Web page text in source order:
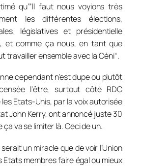
qu’”ll faut nous voyions très
les différentes élections,
législatives et présidentielle
et comme ça nous, en tant que
travailler ensemble avec la Céni“.
cependant n’est dupe ou plutôt
l’être, surtout côté RDC
Etats-Unis, par la voix autorisée
John Kerry, ont annoncé juste 30
ça va se limiter là. Ceci de un.
un miracle que de voir l’Union
Etats membres faire égal ou mieux